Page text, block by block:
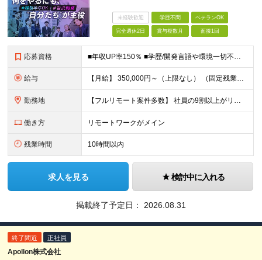
未経験歓迎 学歴不問 ベテランOK
完全週休2日 賞与複数月 面接1回
応募資格 ■年収UP率150％ ■学歴/開発言語や環境一切不問 ■第二新卒・既卒歓迎 ■経験浅め・ブランクがある方もOK！ 【必須条件】 開発案件の実務経験半年以上の方 ★PM/PLへのキャリアUPも！ 昨
給与 【月給】 350,000円～（上限なし） （固定残業代20時間分16,600円～を含む） ∟経験やスキルにより、決定いたします。 ∟みなし残業代は、時間外労働の有無に関わらず支給します ∟20時間を超
勤務地 【フルリモート案件多数】 社員の9割以上がリモートワークを導入！ 【勤務地】 自宅／本社オフィス／大阪支社／東京23区内のプロジェクト先への勤務 ・プロジェクト先は、居住地やご自身の希望等を考慮の上
働き方 リモートワークがメイン
残業時間 10時間以内
求人を見る 検討中に入れる
掲載終了予定日： 2026.08.31
終了間近 正社員
Apollon株式会社